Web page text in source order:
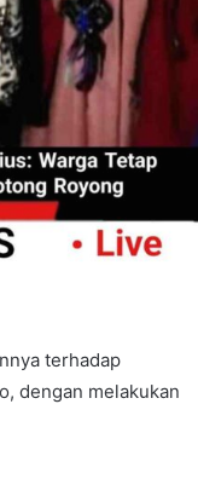
terhadap
dengan melakukan